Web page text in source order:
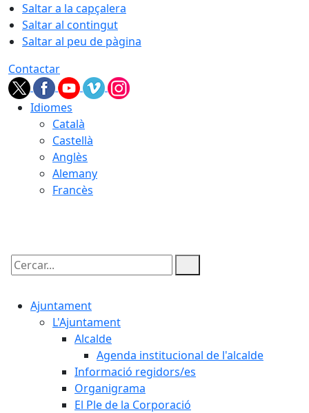
Saltar a la capçalera
Saltar al contingut
Saltar al peu de pàgina
Contactar
Idiomes
Català
Castellà
Anglès
Alemany
Francès
Cercar:
Ajuntament
L'Ajuntament
Alcalde
Agenda institucional de l'alcalde
Informació regidors/es
Organigrama
El Ple de la Corporació